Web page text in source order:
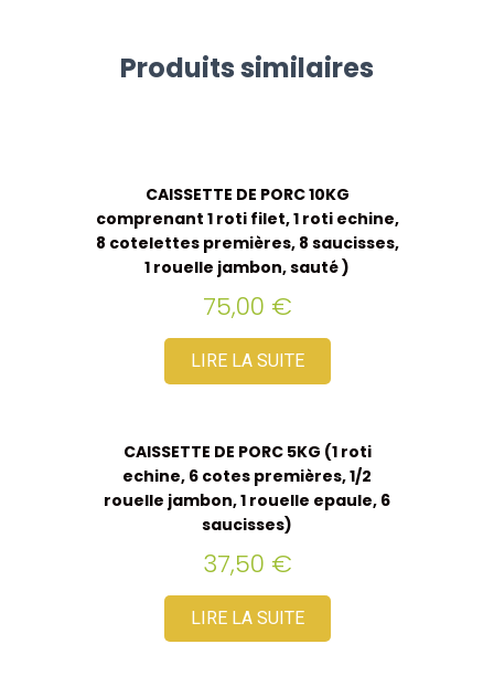
Produits similaires
CAISSETTE DE PORC 10KG
comprenant 1 roti filet, 1 roti echine,
8 cotelettes premières, 8 saucisses,
1 rouelle jambon, sauté )
75,00 €
LIRE LA SUITE
CAISSETTE DE PORC 5KG (1 roti
echine, 6 cotes premières, 1/2
rouelle jambon, 1 rouelle epaule, 6
saucisses)
37,50 €
LIRE LA SUITE